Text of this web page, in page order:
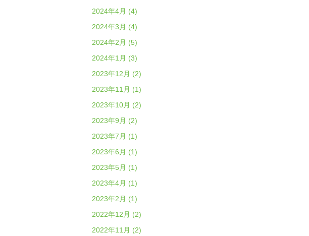
2024年4月 (4)
2024年3月 (4)
2024年2月 (5)
2024年1月 (3)
2023年12月 (2)
2023年11月 (1)
2023年10月 (2)
2023年9月 (2)
2023年7月 (1)
2023年6月 (1)
2023年5月 (1)
2023年4月 (1)
2023年2月 (1)
2022年12月 (2)
2022年11月 (2)